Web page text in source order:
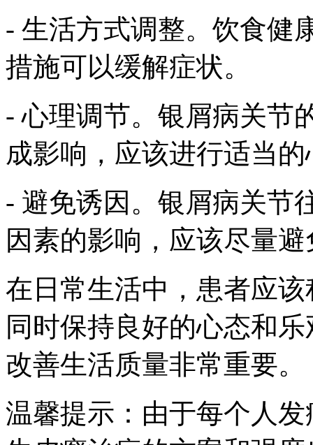
- 生活方式调整。饮食健
措施可以缓解症状。
- 心理调节。银屑病关节
成影响，应该进行适当
- 避免诱因。银屑病关节
因素的影响，应该尽量
在日常生活中，患者应
同时保持良好的心态和
改善生活质量非常重要。
温馨提示：由于每个人